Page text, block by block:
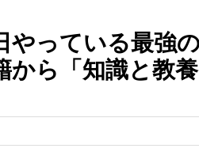
やっている最
から「知識と教